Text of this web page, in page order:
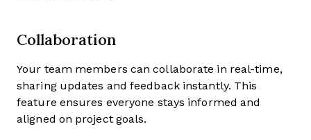
Collaboration
Your team members can collaborate in real-time,
sharing updates and feedback instantly. This
feature ensures everyone stays informed and
aligned on project goals.